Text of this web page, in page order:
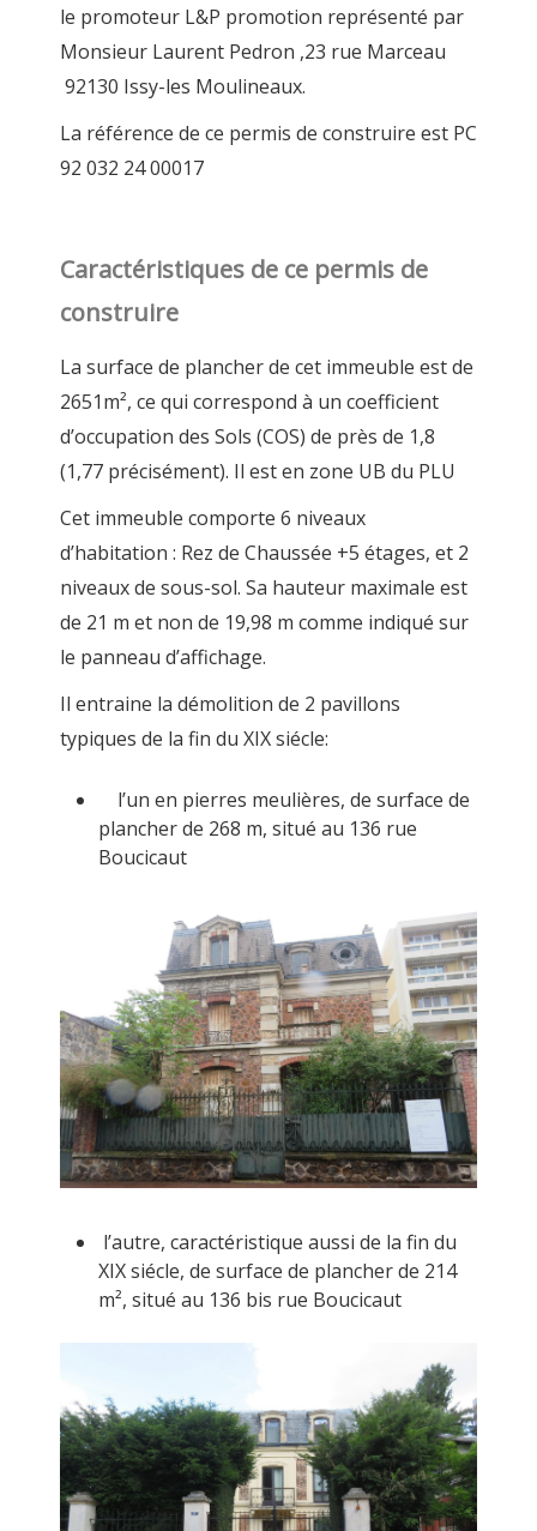
le promoteur L&P promotion représenté par
Monsieur Laurent Pedron ,23 rue Marceau
92130 Issy-les Moulineaux.
La référence de ce permis de construire est PC
92 032 24 00017
Caractéristiques de ce permis de
construire
La surface de plancher de cet immeuble est de
2651m², ce qui correspond à un coefficient
d’occupation des Sols (COS) de près de 1,8
(1,77 précisément). Il est en zone UB du PLU
Cet immeuble comporte 6 niveaux
d’habitation : Rez de Chaussée +5 étages, et 2
niveaux de sous-sol. Sa hauteur maximale est
de 21 m et non de 19,98 m comme indiqué sur
le panneau d’affichage.
Il entraine la démolition de 2 pavillons
typiques de la fin du XIX siécle:
l’un en pierres meulières, de surface de
plancher de 268 m, situé au 136 rue
Boucicaut
l’autre, caractéristique aussi de la fin du
XIX siécle, de surface de plancher de 214
m², situé au 136 bis rue Boucicaut